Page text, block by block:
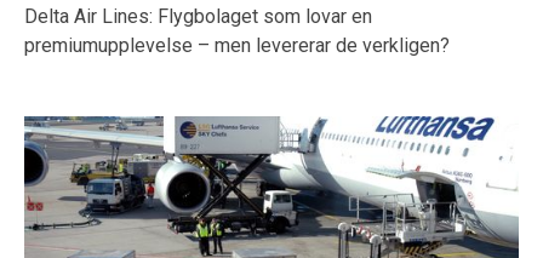
Delta Air Lines: Flygbolaget som lovar en
premiumupplevelse – men levererar de verkligen?